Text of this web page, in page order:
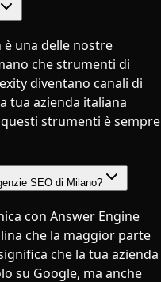
è una delle nostre
che strumenti di
diventano canali di
tua azienda italiana
strumenti è sempre
SEO di Milano?
con Answer Engine
che la maggior parte
che la tua azienda
su Google, ma anche